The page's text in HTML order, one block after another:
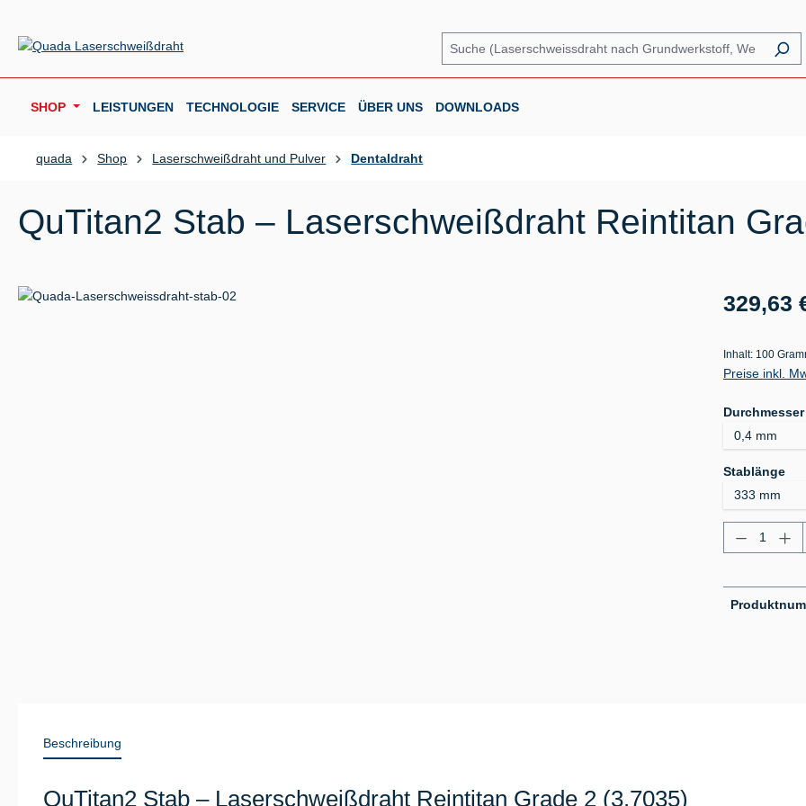
SHOP LEISTUNGEN TECHNOLOGIE SERVICE ÜBER UNS DOWNLOADS
quada Shop Laserschweißdraht und Pulver Dentaldraht
QuTitan2 Stab – Laserschweißdraht Reintitan
Bildergalerie überspringen Regulärer
329,63
Inhalt: 100
Preise inkl.
Durchmesser
Stablänge
Produkt
Beschreibung
QuTitan2 Stab – Laserschweißdraht Reintitan Grade 2 (3.7035)